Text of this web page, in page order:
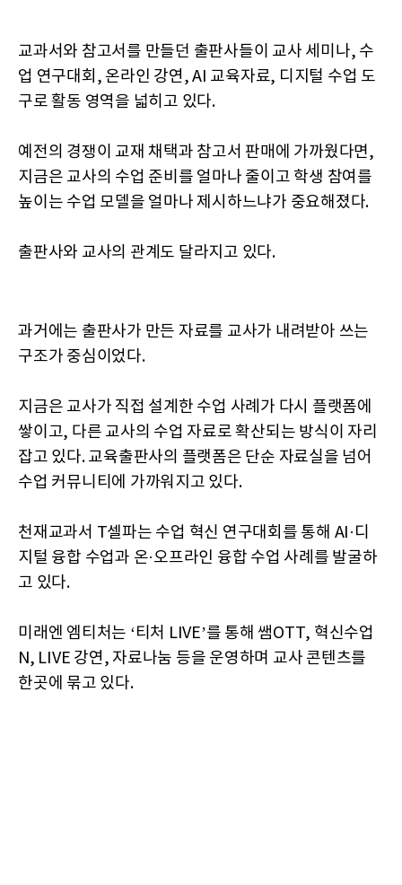
교과서와 참고서를 만들던 출판사들이 교사 세미나, 수
업 연구대회, 온라인 강연, AI 교육자료, 디지털 수업 도
구로 활동 영역을 넓히고 있다.
예전의 경쟁이 교재 채택과 참고서 판매에 가까웠다면,
지금은 교사의 수업 준비를 얼마나 줄이고 학생 참여를
높이는 수업 모델을 얼마나 제시하느냐가 중요해졌다.
출판사와 교사의 관계도 달라지고 있다.
과거에는 출판사가 만든 자료를 교사가 내려받아 쓰는
구조가 중심이었다.
지금은 교사가 직접 설계한 수업 사례가 다시 플랫폼에
쌓이고, 다른 교사의 수업 자료로 확산되는 방식이 자리
잡고 있다. 교육출판사의 플랫폼은 단순 자료실을 넘어
수업 커뮤니티에 가까워지고 있다.
천재교과서 T셀파는 수업 혁신 연구대회를 통해 AI·디
지털 융합 수업과 온·오프라인 융합 수업 사례를 발굴하
고 있다.
미래엔 엠티처는 ‘티처 LIVE’를 통해 쌤OTT, 혁신수업
N, LIVE 강연, 자료나눔 등을 운영하며 교사 콘텐츠를
한곳에 묶고 있다.